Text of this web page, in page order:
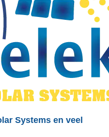
Systems en veel